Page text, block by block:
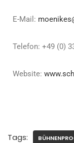
E-Mail:
Telefon: +49 (0)
Website:
Tags: